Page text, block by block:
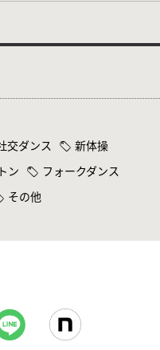
交ダンス
新体操
ン
フォークダンス
その他